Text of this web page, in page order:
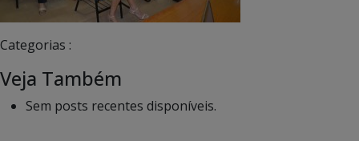
Categorias :
Veja Também
Sem posts recentes disponíveis.